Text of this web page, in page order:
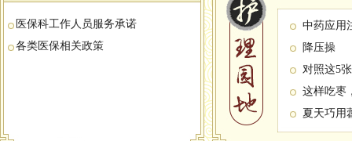
医保科工作人员服务承诺
各类医保相关政策
中药应用
降压操
对照这5
这样吃枣
夏天巧用